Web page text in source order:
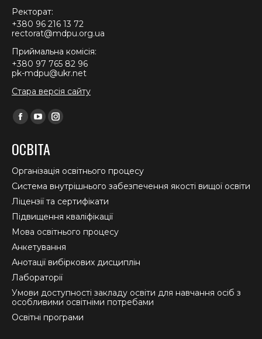
Ректорат:
+380 96 216 13 72
rectorat@mdpu.org.ua
Приймальна комісія:
+380 97 765 82 96
pk-mdpu@ukr.net
Стара версія сайту
Find us on:
Facebook
opens
in
new
window
YouTube
opens
in
new
window
Instagram
in
new
window
ОСВІТА
Організація освітнього процесу
Система внутрішнього забезпечення якості вищої освіти
Ліцензії та сертифікати
Підвищення кваліфікації
Мова освітнього процесу
Анкетування
Анотації вибіркових дисциплін
Лабораторії
Умови доступності закладу освіти для навчання осіб з
особливими освітніми потребами
Освітні програми